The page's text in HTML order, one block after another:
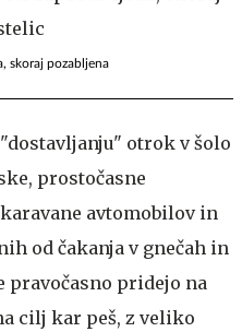
skoraj pozabljena
otrok v šolo
prostočasne
avtomobilov in
od čakanja v gnečah in
pravočasno pridejo na
cilj kar peš, z veliko